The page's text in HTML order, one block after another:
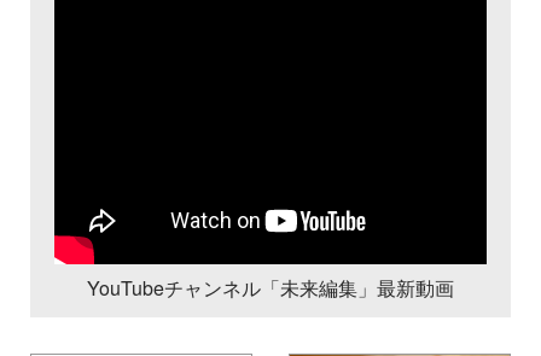
YouTubeチャンネル「未来編集」最新動画